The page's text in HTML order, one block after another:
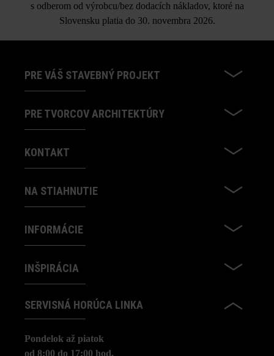
s odberom od výrobcu/bez dodacích nákladov, ktoré na
Slovensku platia do 30. novembra 2026.
PRE VÁŠ STAVEBNÝ PROJEKT
PRE TVORCOV ARCHITEKTÚRY
KONTAKT
NA STIAHNUTIE
INFORMÁCIE
INŠPIRÁCIA
SERVISNÁ HORÚCA LINKA
Pondelok až piatok
od 8:00 do 17:00 hod.